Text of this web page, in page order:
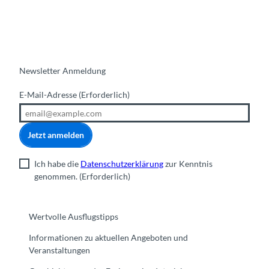
Newsletter Anmeldung
E-Mail-Adresse (Erforderlich)
Jetzt anmelden
Ich habe die Datenschutzerklärungzur Kenntnis
genommen. (Erforderlich)
Wertvolle Ausflugstipps
Informationen zu aktuellen Angeboten und
Veranstaltungen